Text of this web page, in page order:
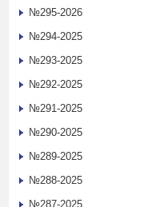
№295-2026
№294-2025
№293-2025
№292-2025
№291-2025
№290-2025
№289-2025
№288-2025
№287-2025